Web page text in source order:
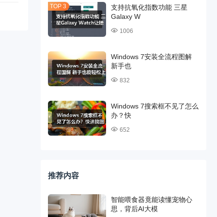
支持抗氧化指数功能 三星
Galaxy W
1006
Windows 7安装全流程图解
新手也
832
Windows 7搜索框不见了怎么
办？快
652
推荐内容
智能喂食器竟能读懂宠物心
思，背后AI大模